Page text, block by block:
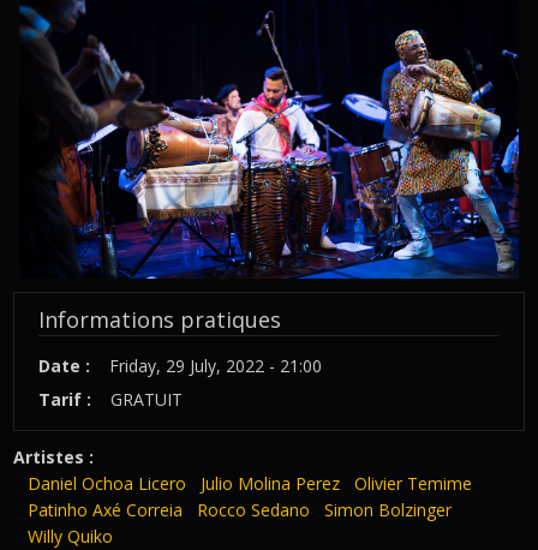
Informations pratiques
Date :
Friday, 29 July, 2022 - 21:00
Tarif :
GRATUIT
Artistes :
Daniel Ochoa Licero
Julio Molina Perez
Olivier Temime
Patinho Axé Correia
Rocco Sedano
Simon Bolzinger
Willy Quiko